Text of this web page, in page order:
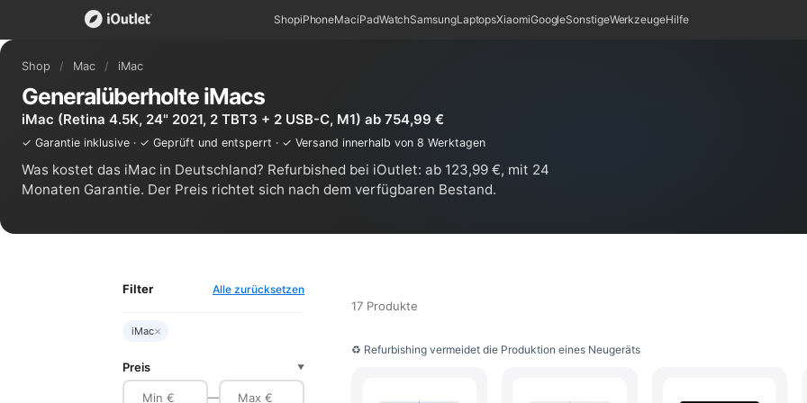
ShopiPhoneMaciPadWatchSamsungLaptopsXiaomiGoogleSonstigeWerkzeugeHilfe
Shop / Mac / iMac
Generalüberholte iMacs
iMac (Retina 4.5K, 24" 2021, 2 TBT3 + 2 USB-C, M1) ab 754,99 €
✓ Garantie inklusive · ✓ Geprüft und entsperrt · ✓ Versand innerhalb von 8 Werktagen
Was kostet das iMac in Deutschland? Refurbished bei iOutlet: ab 123,99 €, mit 24
Monaten Garantie. Der Preis richtet sich nach dem verfügbaren Bestand.
Filter Alle zurücksetzen
iMac×
Preis ▼
—
17 Produkte
♻ Refurbishing vermeidet die Produktion eines Neugeräts